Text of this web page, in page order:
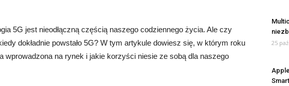
5G jest nieodłączną częścią naszego codziennego życia. Ale czy
dokładnie powstało 5G? W tym artykule dowiesz się, w którym roku
wprowadzona na rynek i jakie korzyści niesie ze sobą dla naszego
25